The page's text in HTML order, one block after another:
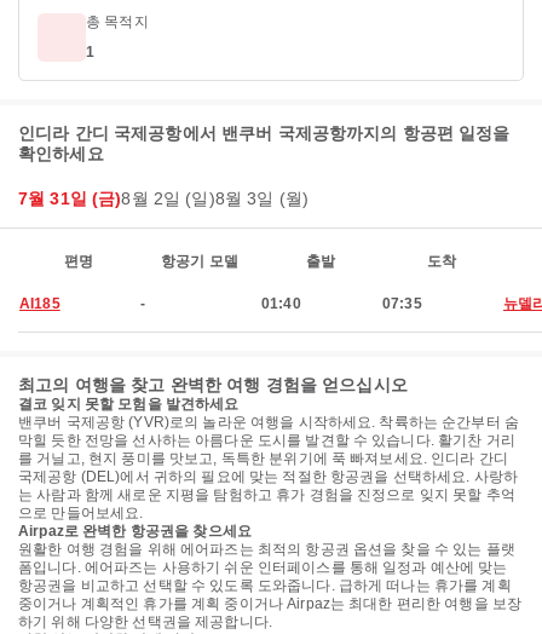
총 목적지
1
인디라 간디 국제공항에서 밴쿠버 국제공항까지의 항공편 일정을
확인하세요
7월 31일 (금)8월 2일 (일)8월 3일 (월)
편명 항공기 모델 출발 도착
AI185 - 01:40 07:35 뉴델
최고의 여행을 찾고 완벽한 여행 경험을 얻으십시오
결코 잊지 못할 모험을 발견하세요
밴쿠버 국제공항 (YVR)로의 놀라운 여행을 시작하세요. 착륙하는 순간부터 숨
막힐 듯한 전망을 선사하는 아름다운 도시를 발견할 수 있습니다. 활기찬 거리
를 거닐고, 현지 풍미를 맛보고, 독특한 분위기에 푹 빠져보세요. 인디라 간디
국제공항 (DEL)에서 귀하의 필요에 맞는 적절한 항공권을 선택하세요. 사랑하
는 사람과 함께 새로운 지평을 탐험하고 휴가 경험을 진정으로 잊지 못할 추억
으로 만들어보세요.
Airpaz로 완벽한 항공권을 찾으세요
원활한 여행 경험을 위해 에어파즈는 최적의 항공권 옵션을 찾을 수 있는 플랫
폼입니다. 에어파즈는 사용하기 쉬운 인터페이스를 통해 일정과 예산에 맞는
항공권을 비교하고 선택할 수 있도록 도와줍니다. 급하게 떠나는 휴가를 계획
중이거나 계획적인 휴가를 계획 중이거나 Airpaz는 최대한 편리한 여행을 보장
하기 위해 다양한 선택권을 제공합니다.